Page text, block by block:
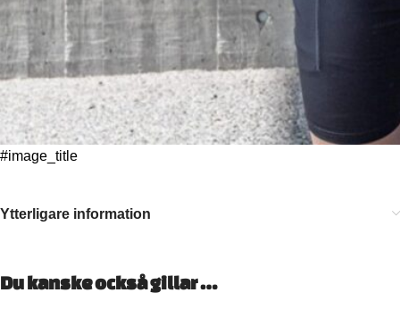
#image_title
Ytterligare information
Du kanske också gillar …